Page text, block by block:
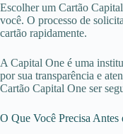
Escolher um Cartão
você. O processo de
cartão rapidamente.
A Capital One é uma
por sua transparência e
Cartão Capital One ser
O Que Você Precisa Antes